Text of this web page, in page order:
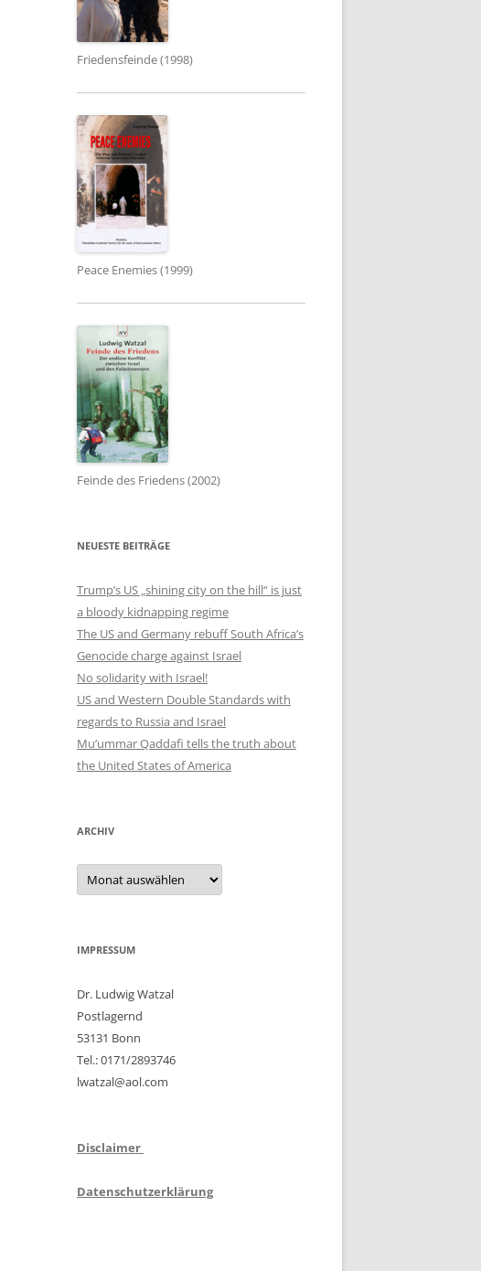
Friedensfeinde (1998)
Peace Enemies (1999)
Feinde des Friedens (2002)
NEUESTE BEITRÄGE
Trump’s US „shining city on the hill“ is just
a bloody kidnapping regime
The US and Germany rebuff South Africa’s
Genocide charge against Israel
No solidarity with Israel!
US and Western Double Standards with
regards to Russia and Israel
Mu’ummar Qaddafi tells the truth about
the United States of America
ARCHIV
Archiv
IMPRESSUM
Dr. Ludwig Watzal
Postlagernd
53131 Bonn
Tel.: 0171/2893746
lwatzal@aol.com
Disclaimer
Datenschutzerklärung